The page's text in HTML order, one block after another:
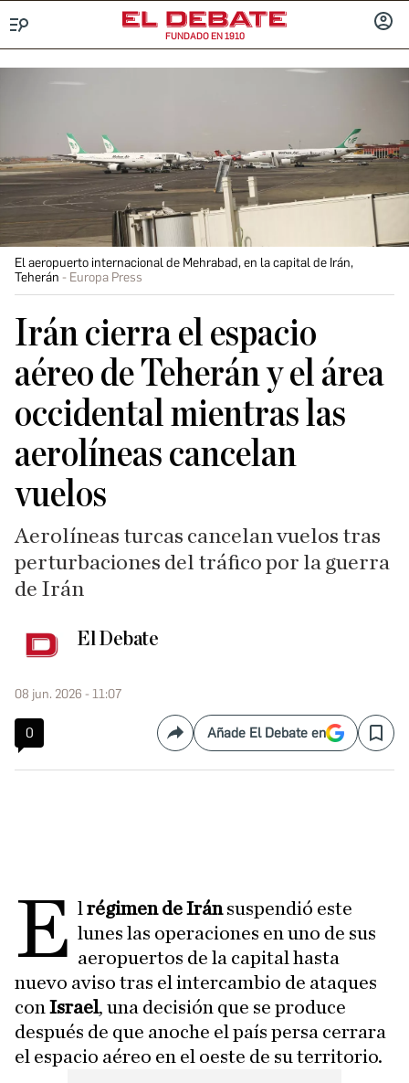
FUNDADO EN 1910
El aeropuerto internacional de Mehrabad, en la capital de Irán,
Teherán
Europa Press
Irán cierra el espacio
aéreo de Teherán y el área
occidental mientras las
aerolíneas cancelan
vuelos
Aerolíneas turcas cancelan vuelos tras
perturbaciones del tráfico por la guerra
de Irán
El Debate
08 jun. 2026 - 11:07
0 CompartirAñade El Debate en Save
E lrégimen de Iránsuspendió este
lunes las operaciones en uno de sus
aeropuertos de la capital hasta
nuevo aviso tras el intercambio de ataques
con Israel, una decisión que se produce
después de que anoche el país persa cerrara
el espacio aéreo en el oeste de su territorio.